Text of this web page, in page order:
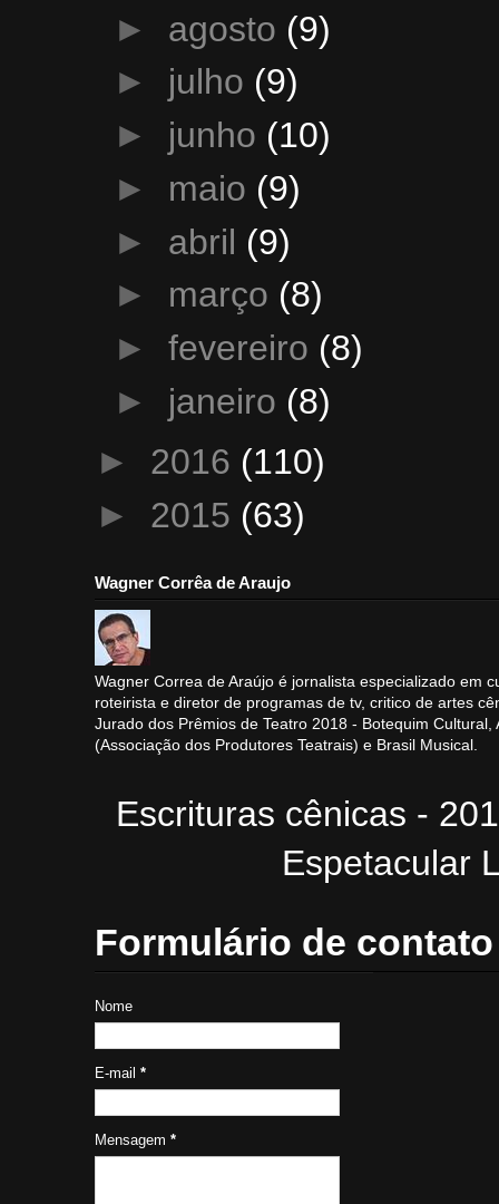
► agosto (9)
► julho (9)
► junho (10)
► maio (9)
► abril (9)
► março (8)
► fevereiro (8)
► janeiro (8)
► 2016 (110)
► 2015 (63)
Wagner Corrêa de Araujo
Wagner Correa de Araújo é jornalista especializado em
roteirista e diretor de programas de tv, critico de artes
Jurado dos Prêmios de Teatro 2018 - Botequim Cultural,
(Associação dos Produtores Teatrais) e Brasil Musical.
Escrituras cênicas -
Espetacular
Formulário de contato
Nome
E-mail *
Mensagem *